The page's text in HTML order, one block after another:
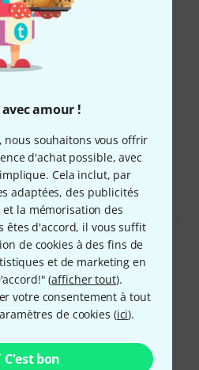
avec amour !
nous souhaitons vous offrir
d'achat possible, avec
Cela inclut, par
adaptées, des publicités
la mémorisation des
êtes d'accord, il vous suffit
de cookies à des fins de
et de marketing en
(afficher tout).
votre consentement à tout
de cookies (ici).
C'est bon
26.04.2023
racker facilement l'EVO 16
L'ÉVALUATION
Philou 27.03.2024